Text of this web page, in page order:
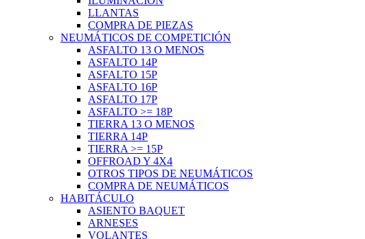
LLANTAS
COMPRA DE PIEZAS
NEUMÁTICOS DE COMPETICIÓN
ASFALTO 13 O MENOS
ASFALTO 14P
ASFALTO 15P
ASFALTO 16P
ASFALTO 17P
ASFALTO >= 18P
TIERRA 13 O MENOS
TIERRA 14P
TIERRA >= 15P
OFFROAD Y 4X4
OTROS TIPOS DE NEUMÁTICOS
COMPRA DE NEUMÁTICOS
HABITÁCULO
ASIENTO BAQUET
ARNESES
VOLANTES